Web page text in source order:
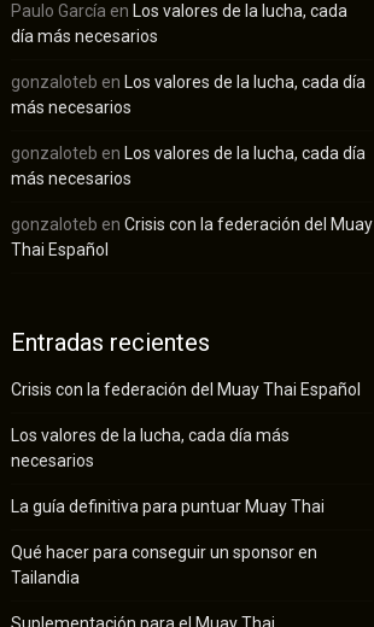
Paulo García en Los valores de la lucha, cada
día más necesarios
gonzaloteb en Los valores de la lucha, cada día
más necesarios
gonzaloteb en Los valores de la lucha, cada día
más necesarios
gonzaloteb en Crisis con la federación del Muay
Thai Español
Entradas recientes
Crisis con la federación del Muay Thai Español
Los valores de la lucha, cada día más
necesarios
La guía definitiva para puntuar Muay Thai
Qué hacer para conseguir un sponsor en
Tailandia